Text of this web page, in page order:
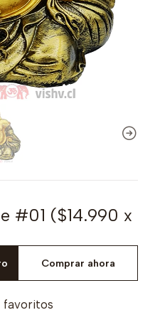
#01 ($14.990 x
Comprar ahora
favoritos